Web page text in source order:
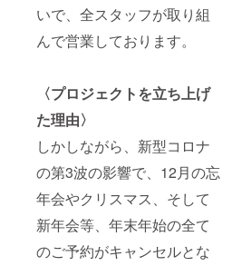
いで、全スタッフが取り組
んで営業しております。
〈プロジェクトを立ち上げ
た理由〉
しかしながら、新型コロナ
の第3波の影響で、12月の忘
年会やクリスマス、そして
新年会等、年末年始の全て
のご予約がキャンセルとな